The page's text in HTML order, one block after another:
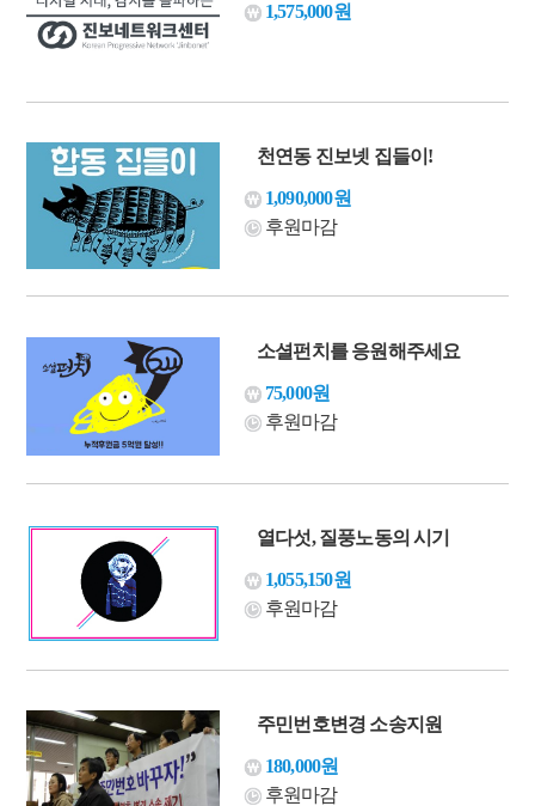
1,575,000원
천연동 진보넷 집들이!
1,090,000원
후원마감
소셜펀치를 응원해주세요
75,000원
후원마감
열다섯, 질풍노동의 시기
1,055,150원
후원마감
주민번호변경 소송지원
180,000원
후원마감